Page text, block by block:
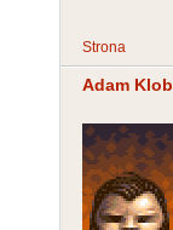
Strona
Adam